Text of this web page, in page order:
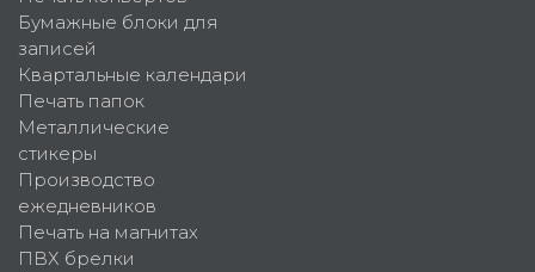
Бумажные блоки для
записей
Квартальные календари
Печать папок
Металлические
стикеры
Производство
ежедневников
Печать на магнитах
ПВХ брелки